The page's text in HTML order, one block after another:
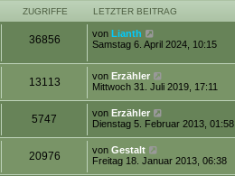
ZUGRIFFE LETZTER BEITRAG
36856 von Lianth
Samstag 6. April 2024, 10:15
13113 von Erzähler
Mittwoch 31. Juli 2019, 17:11
5747 von Erzähler
Dienstag 5. Februar 2013, 01:58
20976 von Gestalt
Freitag 18. Januar 2013, 06:38